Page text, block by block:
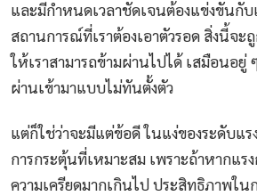
และมีกำหนดเวลาชัดเจนต้องแข่งขันกับ
สถานการณ์ที่เราต้องเอาตัวรอด สิ่งนี้จะ
ให้เราสามารถข้ามผ่านไปได้ เสมือนอยู่
ผ่านเข้ามาแบบไม่ทันตั้งตัว
แต่ก็ใช่ว่าจะมีแต่ข้อดี ในแง่ของระดับแร
การกระตุ้นที่เหมาะสม เพราะถ้าหากแร
ความเครียดมากเกินไป ประสิทธิภาพใน